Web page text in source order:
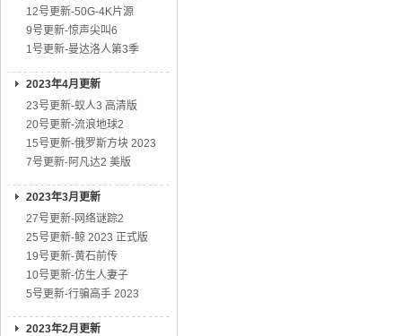
12号更新-50G-4K片源
9号更新-惊声尖叫6
1号更新-曼达洛人第3季
2023年4月更新
23号更新-蚁人3 高清版
20号更新-流浪地球2
15号更新-俄罗斯方块 2023
7号更新-阿凡达2 美版
2023年3月更新
27号更新-网络谜踪2
25号更新-鲸 2023 正式版
19号更新-黄石前传
10号更新-仿生人妻子
5号更新-行骗高手 2023
2023年2月更新